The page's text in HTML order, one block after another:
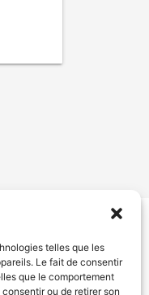
telles que les
Le fait de consentir
que le comportement
ou de retirer son